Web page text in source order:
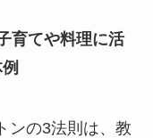
育てや料理に活
ンの3法則は、教